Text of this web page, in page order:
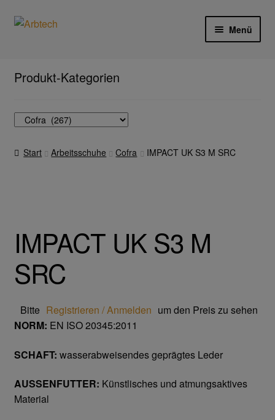
Zur
Zum
Menü
Aktionen und Angebote
Anfahrt
Ejendals
Trikot- Jersey- Strick- & Lederhandschuhe
Arbeitsschuhe/Sicherheitsschuhe
Abeba Berufsschuhe
Abeba ESD Schuhe
Produkt-Kategorien
Start Arbeitsschuhe Cofra IMPACT UK S3 M SRC
IMPACT UK S3 M
SRC
Bitte Registrieren / Anmelden um den Preis zu sehen
NORM: EN ISO 20345:2011
SCHAFT: wasserabweisendes geprägtes Leder
AUSSENFUTTER: Künstlisches und atmungsaktives
Material